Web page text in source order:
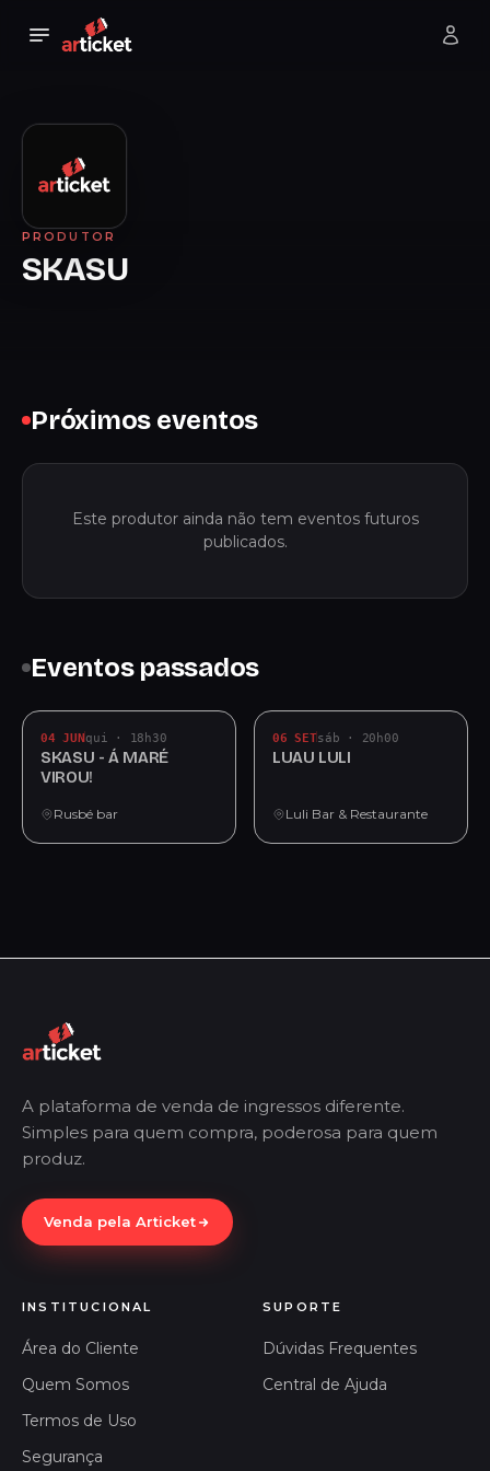
PRODUTOR
SKASU
Próximos eventos
Este produtor ainda não tem eventos futuros
publicados.
Eventos passados
04 JUNqui · 18h30
SKASU - Á MARÉ
VIROU!
Rusbé bar
06 SETsáb · 20h00
LUAU LULI
Luli Bar & Restaurante
A plataforma de venda de ingressos diferente.
Simples para quem compra, poderosa para quem
produz.
Venda pela Articket
INSTITUCIONAL
Área do Cliente
Quem Somos
Termos de Uso
Segurança
SUPORTE
Dúvidas Frequentes
Central de Ajuda